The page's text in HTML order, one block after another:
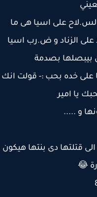
على اسيا هى ما
الزناد و ض.رب اسيا
بصدمة
خده بحب :- قولت انك
يا امير
و .....
دى بنتها هيكون
😂